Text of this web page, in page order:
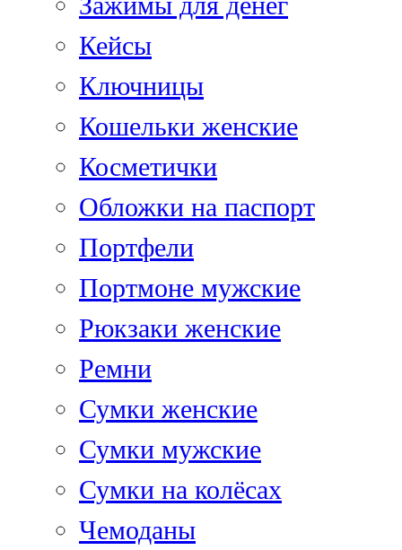
Кейсы
Ключницы
Кошельки женские
Косметички
Обложки на паспорт
Портфели
Портмоне мужские
Рюкзаки женские
Ремни
Сумки женские
Сумки мужские
Сумки на колёсах
Чемоданы